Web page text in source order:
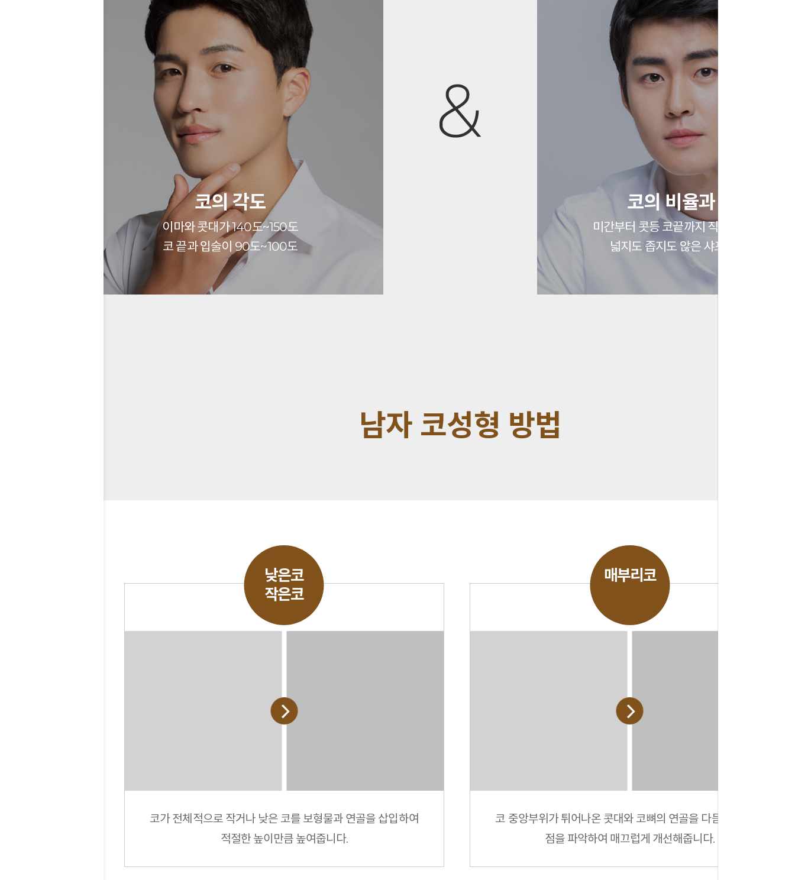
코의 각도
이마와 콧대가 140도~150도
코 끝과 입술이 90도~100도
코의 비율과 라인
미간부터 콧등 코끝까지 직선 형태에 라인
넓지도 좁지도 않은 샤프한 코비율
남자 코성형 방법
낮은코
작은코
코가 전체적으로 작거나 낮은 코를 보형물과 연골을 삽입하여
적절한 높이만큼 높여줍니다.
매부리코
코 중앙부위가 튀어나온 콧대와 코뼈의 연골을 다듬거나 문제
점을 파악하여 매끄럽게 개선해줍니다.